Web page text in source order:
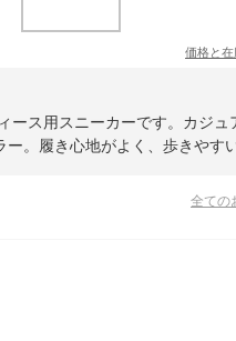
価格と在
ース用スニーカーです。カジュ
。履き心地がよく、歩きやす
全ての